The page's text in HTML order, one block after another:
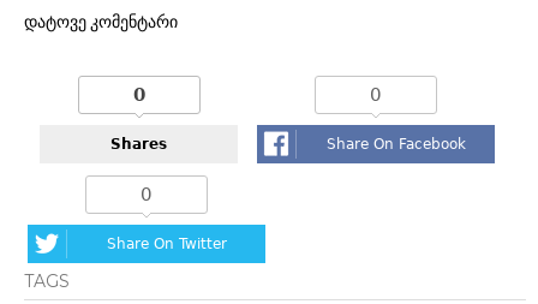
დატოვე კომენტარი
0
Shares
0
Share On Facebook
0
Share On Twitter
TAGS